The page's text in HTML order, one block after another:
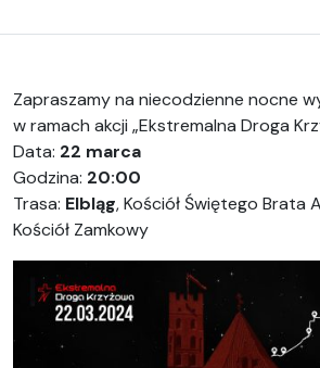
Zapraszamy na niecodzienne nocne
w ramach akcji „Ekstremalna Droga
Data: 22 marca
Godzina: 20:00
Trasa: Elbląg, Kościół Świętego Brata
Kościół Zamkowy